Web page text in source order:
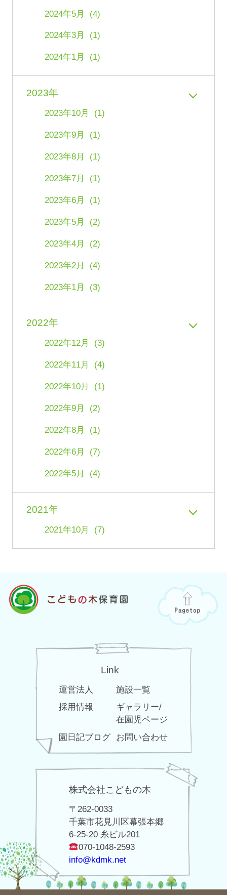
2024年5月 (4)
2024年3月 (1)
2024年1月 (1)
2023年
2023年10月 (1)
2023年9月 (1)
2023年8月 (1)
2023年7月 (1)
2023年6月 (1)
2023年5月 (2)
2023年4月 (2)
2023年2月 (4)
2023年1月 (3)
2022年
2022年12月 (3)
2022年11月 (4)
2022年10月 (1)
2022年9月 (2)
2022年8月 (1)
2022年6月 (7)
2022年5月 (4)
2021年
2021年10月 (7)
Link
運営法人
施設一覧
採用情報
ギャラリー/
在園児ページ
園日記ブログ
お問い合わせ
株式会社こどもの木
〒262-0033
千葉市花見川区幕張本郷
6-25-20 糸ビル201
070-1048-2593
info@kdmk.net